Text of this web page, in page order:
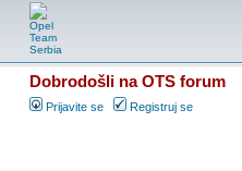
Dobrodošli na OTS forum
Prijavite se Registruj se